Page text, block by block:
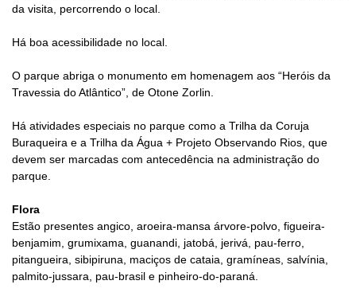
da visita, percorrendo o local.
Há boa acessibilidade no local.
O parque abriga o monumento em homenagem aos “Heróis da
Travessia do Atlântico”, de Otone Zorlin.
Há atividades especiais no parque como a Trilha da Coruja
Buraqueira e a Trilha da Água + Projeto Observando Rios, que
devem ser marcadas com antecedência na administração do
parque.
Flora
Estão presentes angico, aroeira-mansa árvore-polvo, figueira-
benjamim, grumixama, guanandi, jatobá, jerivá, pau-ferro,
pitangueira, sibipiruna, maciços de cataia, gramíneas, salvínia,
palmito-jussara, pau-brasil e pinheiro-do-paraná.